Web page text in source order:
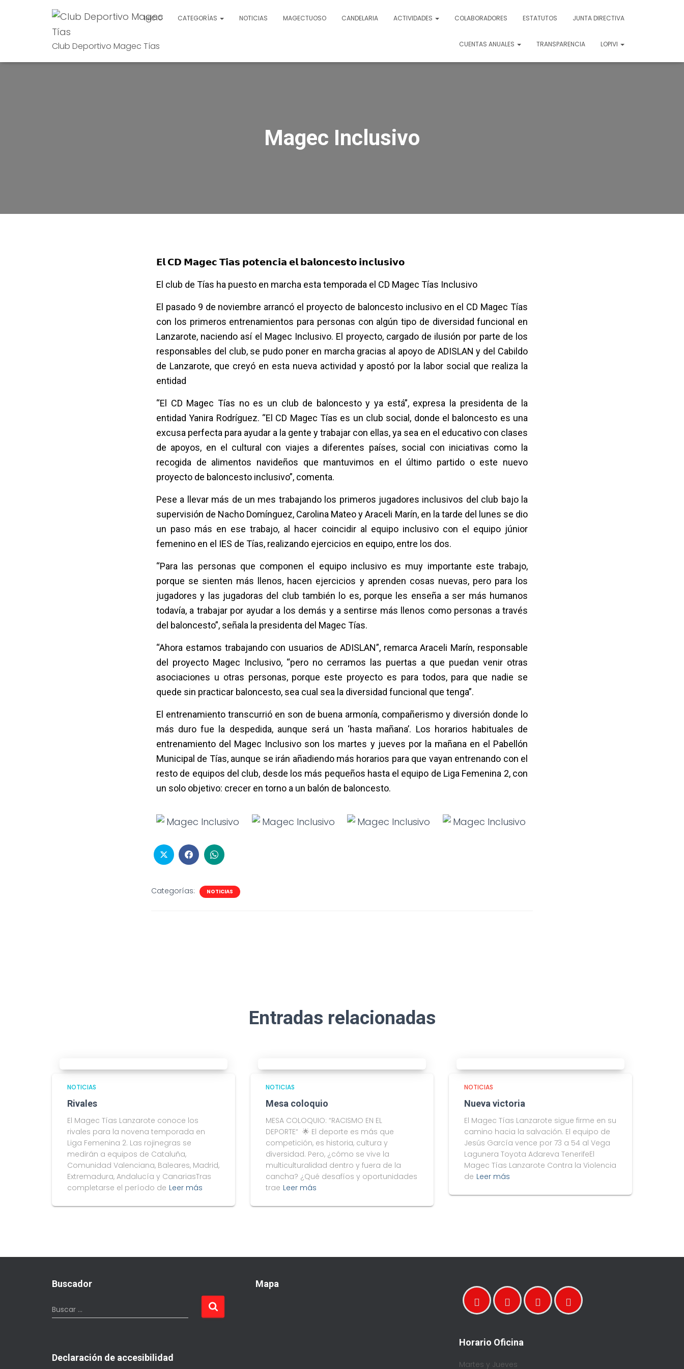
Club Deportivo Magec Tías
INICIO CATEGORÍAS NOTICIAS MAGECTUOSO CANDELARIA ACTIVIDADES COLABORADORES ESTATUTOS JUNTA DIRECTIVA
CUENTAS ANUALES TRANSPARENCIA LOPIVI
Magec Inclusivo
𝗘𝗹 𝗖𝗗 𝗠𝗮𝗴𝗲𝗰 𝗧𝗶́𝗮𝘀 𝗽𝗼𝘁𝗲𝗻𝗰𝗶𝗮 𝗲𝗹 𝗯𝗮𝗹𝗼𝗻𝗰𝗲𝘀𝘁𝗼 𝗶𝗻𝗰𝗹𝘂𝘀𝗶𝘃𝗼
El club de Tías ha puesto en marcha esta temporada el CD Magec Tías Inclusivo
El pasado 9 de noviembre arrancó el proyecto de baloncesto inclusivo en el CD Magec Tías
con los primeros entrenamientos para personas con algún tipo de diversidad funcional en
Lanzarote, naciendo así el Magec Inclusivo. El proyecto, cargado de ilusión por parte de los
responsables del club, se pudo poner en marcha gracias al apoyo de ADISLAN y del Cabildo
de Lanzarote, que creyó en esta nueva actividad y apostó por la labor social que realiza la
entidad
“El CD Magec Tías no es un club de baloncesto y ya está”, expresa la presidenta de la
entidad Yanira Rodríguez. “El CD Magec Tías es un club social, donde el baloncesto es una
excusa perfecta para ayudar a la gente y trabajar con ellas, ya sea en el educativo con clases
de apoyos, en el cultural con viajes a diferentes países, social con iniciativas como la
recogida de alimentos navideños que mantuvimos en el último partido o este nuevo
proyecto de baloncesto inclusivo”, comenta.
Pese a llevar más de un mes trabajando los primeros jugadores inclusivos del club bajo la
supervisión de Nacho Domínguez, Carolina Mateo y Araceli Marín, en la tarde del lunes se dio
un paso más en ese trabajo, al hacer coincidir al equipo inclusivo con el equipo júnior
femenino en el IES de Tías, realizando ejercicios en equipo, entre los dos.
“Para las personas que componen el equipo inclusivo es muy importante este trabajo,
porque se sienten más llenos, hacen ejercicios y aprenden cosas nuevas, pero para los
jugadores y las jugadoras del club también lo es, porque les enseña a ser más humanos
todavía, a trabajar por ayudar a los demás y a sentirse más llenos como personas a través
del baloncesto”, señala la presidenta del Magec Tías.
“Ahora estamos trabajando con usuarios de ADISLAN”, remarca Araceli Marín, responsable
del proyecto Magec Inclusivo, “pero no cerramos las puertas a que puedan venir otras
asociaciones u otras personas, porque este proyecto es para todos, para que nadie se
quede sin practicar baloncesto, sea cual sea la diversidad funcional que tenga”.
El entrenamiento transcurrió en son de buena armonía, compañerismo y diversión donde lo
más duro fue la despedida, aunque será un ‘hasta mañana’. Los horarios habituales de
entrenamiento del Magec Inclusivo son los martes y jueves por la mañana en el Pabellón
Municipal de Tías, aunque se irán añadiendo más horarios para que vayan entrenando con el
resto de equipos del club, desde los más pequeños hasta el equipo de Liga Femenina 2, con
un solo objetivo: crecer en torno a un balón de baloncesto.
Categorías: NOTICIAS
Entradas relacionadas
NOTICIAS
Rivales
El Magec Tías Lanzarote conoce los
rivales para la novena temporada en
Liga Femenina 2. Las rojinegras se
medirán a equipos de Cataluña,
Comunidad Valenciana, Baleares, Madrid,
Extremadura, Andalucía y CanariasTras
completarse el período de Leer más
NOTICIAS
Mesa coloquio
MESA COLOQUIO: “RACISMO EN EL
DEPORTE“ 🌟 El deporte es más que
competición, es historia, cultura y
diversidad. Pero, ¿cómo se vive la
multiculturalidad dentro y fuera de la
cancha? ¿Qué desafíos y oportunidades
trae Leer más
NOTICIAS
Nueva victoria
El Magec Tías Lanzarote sigue firme en su
camino hacia la salvación. El equipo de
Jesús García vence por 73 a 54 al Vega
Lagunera Toyota Adareva TenerifeEl
Magec Tías Lanzarote Contra la Violencia
de Leer más
Buscador
Buscar …
Declaración de accesibilidad
Mapa
Horario Oficina
Martes y Jueves